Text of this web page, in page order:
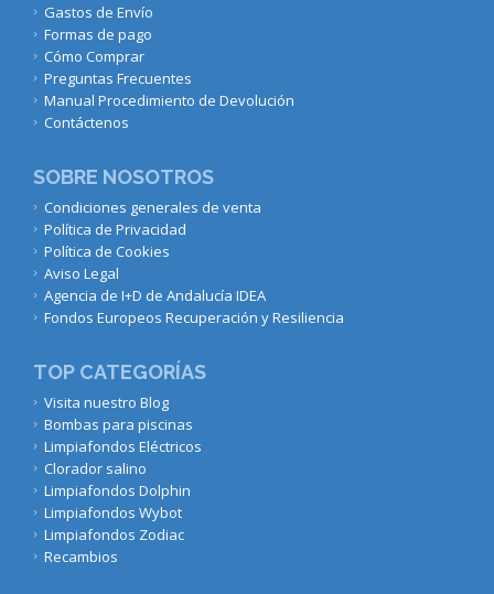
Gastos de Envío
Formas de pago
Cómo Comprar
Preguntas Frecuentes
Manual Procedimiento de Devolución
Contáctenos
SOBRE NOSOTROS
Condiciones generales de venta
Política de Privacidad
Política de Cookies
Aviso Legal
Agencia de I+D de Andalucía IDEA
Fondos Europeos Recuperación y Resiliencia
TOP CATEGORÍAS
Visita nuestro Blog
Bombas para piscinas
Limpiafondos Eléctricos
Clorador salino
Limpiafondos Dolphin
Limpiafondos Wybot
Limpiafondos Zodiac
Recambios